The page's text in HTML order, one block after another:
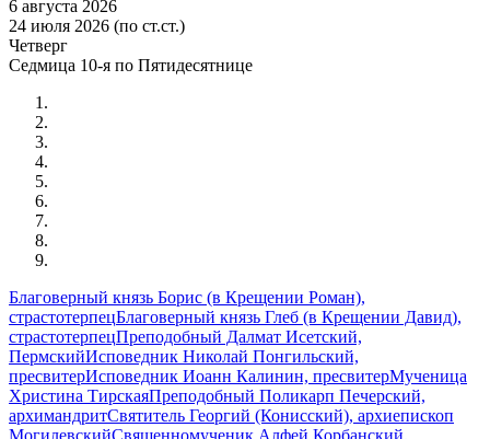
6 августа 2026
24 июля 2026 (по ст.ст.)
Четверг
Седмица 10-я по Пятидесятнице
Благоверный князь Борис (в Крещении Роман),
страстотерпецБлаговерный князь Глеб (в Крещении Давид),
страстотерпецПреподобный Далмат Исетский,
ПермскийИсповедник Николай Понгильский,
пресвитерИсповедник Иоанн Калинин, пресвитерМученица
Христина ТирскаяПреподобный Поликарп Печерский,
архимандритСвятитель Георгий (Конисский), архиепископ
МогилевскийСвященномученик Алфей Корбанский,